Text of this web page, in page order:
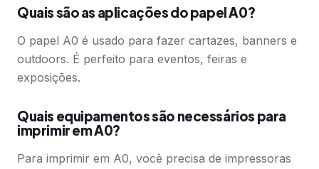
Quais são as aplicações do papel A0?
O papel A0 é usado para fazer cartazes, banners e
outdoors. É perfeito para eventos, feiras e
exposições.
Quais equipamentos são necessários para
imprimir em A0?
Para imprimir em A0, você precisa de impressoras